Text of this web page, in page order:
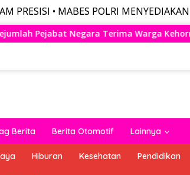
POLRI MENYEDIAKAN BERBAGAI
Kehormatan dan Brevet Korps Marinir
Berita Berita Otomotif Lainnya
Hiburan Kesehatan Pendidikan